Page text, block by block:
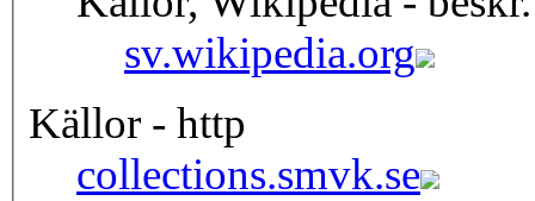
sv.wikipedia.org
Källor - http
collections.smvk.se